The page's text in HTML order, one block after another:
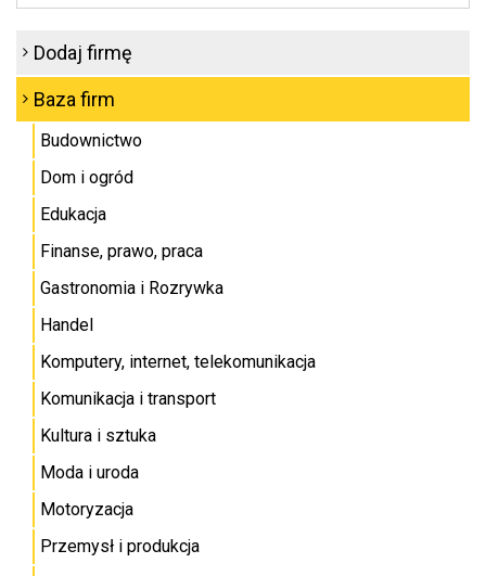
Dodaj firmę
Baza firm
Budownictwo
Dom i ogród
Edukacja
Finanse, prawo, praca
Gastronomia i Rozrywka
Handel
Komputery, internet, telekomunikacja
Komunikacja i transport
Kultura i sztuka
Moda i uroda
Motoryzacja
Przemysł i produkcja